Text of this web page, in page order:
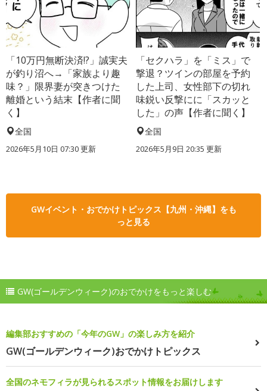
「10万円無断決済!?」誠実夫
が釣り沼へ→「家族より趣
味？」限界妻が突きつけた
離婚という結末【作者に聞
く】
全国
2026年5月10日 07:30 更新
「セクハラ」を「ミス」で
撃退？ツインの部屋を予約
した上司、女性部下の切れ
味鋭い反撃にに「スカッと
した」の声【作者に聞く】
全国
2026年5月9日 20:35 更新
GWイベント・おでかけトピックス【九州・沖縄】をも
っと見る
GW(ゴールデンウィーク)のおでかけをもっと楽しむ
編集部おすすめの「今年のGW」の楽しみ方を紹介
GW(ゴールデンウィーク)おでかけトピックス
全国のネモフィラが見られるスポット情報をお届けします